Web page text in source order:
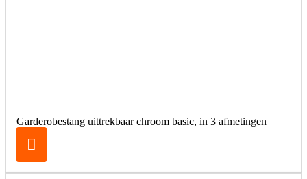
Garderobestang uittrekbaar chroom basic, in 3 afmetingen